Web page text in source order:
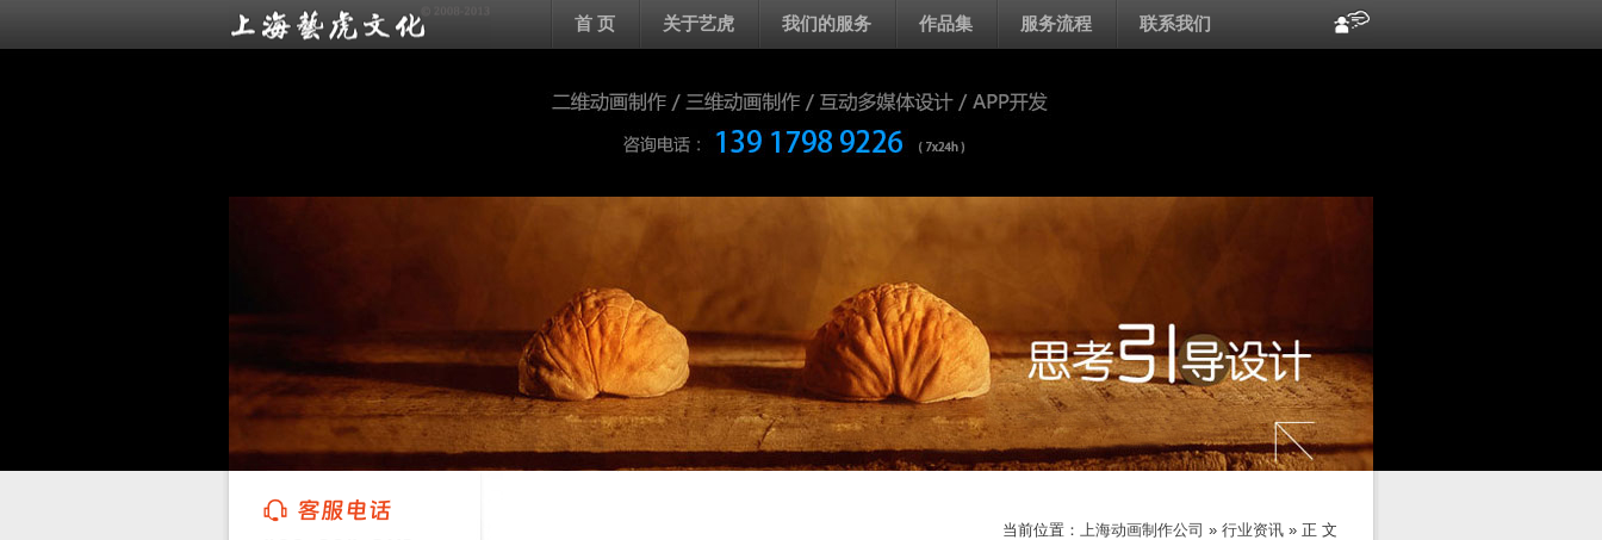
首 页 关于艺虎 我们的服务 作品集 服务流程 联系我们
当前位置： 上海动画制作公司 » 行业资讯 » 正 文